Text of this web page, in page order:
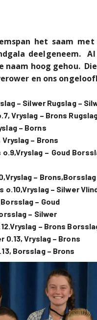
het saam
deelgeneem.
naam hoog gehou.
en ons
– Silwer Rugslag –
Vryslag – Brons
– Borns
– Brons
o.9,Vryslag – Goud
–
o.10,Vryslag – Silwer
– Goud
– Silwer
– Brons
0.13, Vryslag – Brons
Borsslag – Brons